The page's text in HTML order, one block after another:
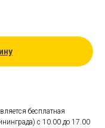
бесплатная
с 10.00 до 17.00